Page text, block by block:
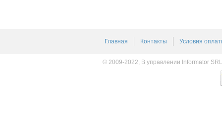
Главная Контакты Условия
© 2009-2022, В управлении Informator SRL